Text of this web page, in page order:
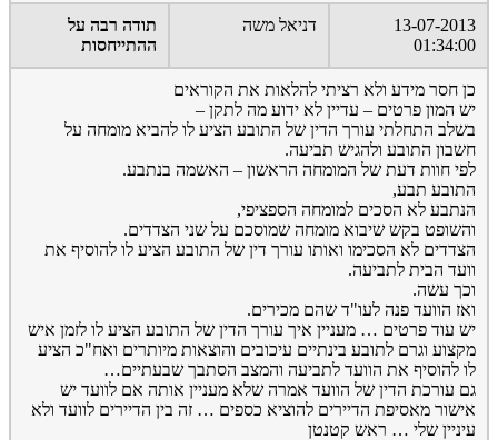
13-07-2013
01:34:00
דניאל משה
תודה רבה על
ההתייחסות
כן חסר מידע ולא רציתי להלאות את הקוראים
יש המון פרטים – עדיין לא ידוע מה לתקן –
בשלב התחלתי עורך הדין של התובע הציע לו להביא מומחה על
חשבון התובע ולהגיש תביעה.
לפי חוות דעת של המומחה הראשון – האשמה בנתבע.
התובע תבע,
הנתבע לא הסכים למומחה הספציפי,
והשופט בקש שיבוא מומחה שמוסכם על שני הצדדים.
הצדדים לא הסכימו ואותו עורך דין של התובע הציע לו להוסיף את
וועד הבית לתביעה.
וכך עשה.
ואז הוועד פנה לעו"ד שהם מכירים.
יש עוד פרטים … מעניין איך עורך הדין של התובע הציע לו לזמן איש
מקצוע וגרם לתובע בינתיים עיכובים והוצאות מיותרים ואח"כ הציע
לו להוסיף את הוועד לתביעה והמצב הסתבך שבעתיים…
גם עורכת הדין של הוועד אמרה שלא מעניין אותה אם לוועד יש
אישור מאסיפת הדיירים להוציא כספים … זה בין הדיירים לוועד ולא
עיניין שלי … ראש קטנטן